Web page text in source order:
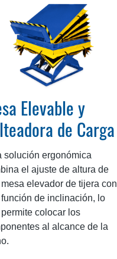
Elevable y
de Carga
solución ergonómica
el ajuste de altura de
elevador de tijera con
de inclinación, lo
colocar los
al alcance de la